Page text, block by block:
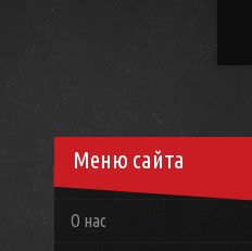
Меню сайта
О нас